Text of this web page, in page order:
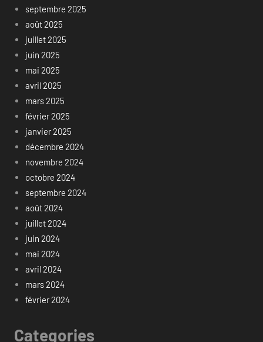
septembre 2025
août 2025
juillet 2025
juin 2025
mai 2025
avril 2025
mars 2025
février 2025
janvier 2025
décembre 2024
novembre 2024
octobre 2024
septembre 2024
août 2024
juillet 2024
juin 2024
mai 2024
avril 2024
mars 2024
février 2024
Categories